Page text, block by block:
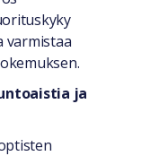
varmistaa
ja